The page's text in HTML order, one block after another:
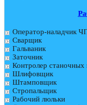
Оператор-наладчик
Сварщик
Гальваник
Заточник
Контролер станочных
Шлифовщик
Штамповщик
Стропальщик
Рабочий люльки